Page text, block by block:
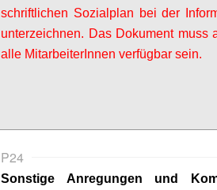
schriftlichen Sozialplan bei der
unterzeichnen. Das Dokument muss
alle MitarbeiterInnen verfügbar sein.
P24
Sonstige Anregungen und